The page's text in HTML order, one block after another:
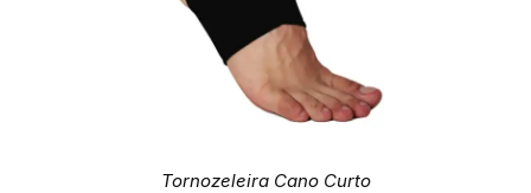
Tornozeleira Cano Curto